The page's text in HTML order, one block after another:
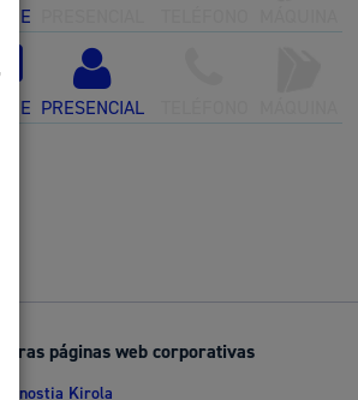
PRESENCIAL
Otras páginas web corporativas
Donostia Kirola